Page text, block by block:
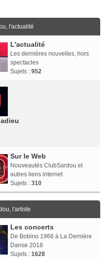
l'actualité
L'actualité
Les dernières nouvelles, hors
spectacles
Sujets : 952
Sur le Web
Nouveautés ClubSardou et
autres liens internet
Sujets : 310
l'artiste
Les concerts
De Bobino 1966 à La Dernière
Danse 2018
Sujets : 1628